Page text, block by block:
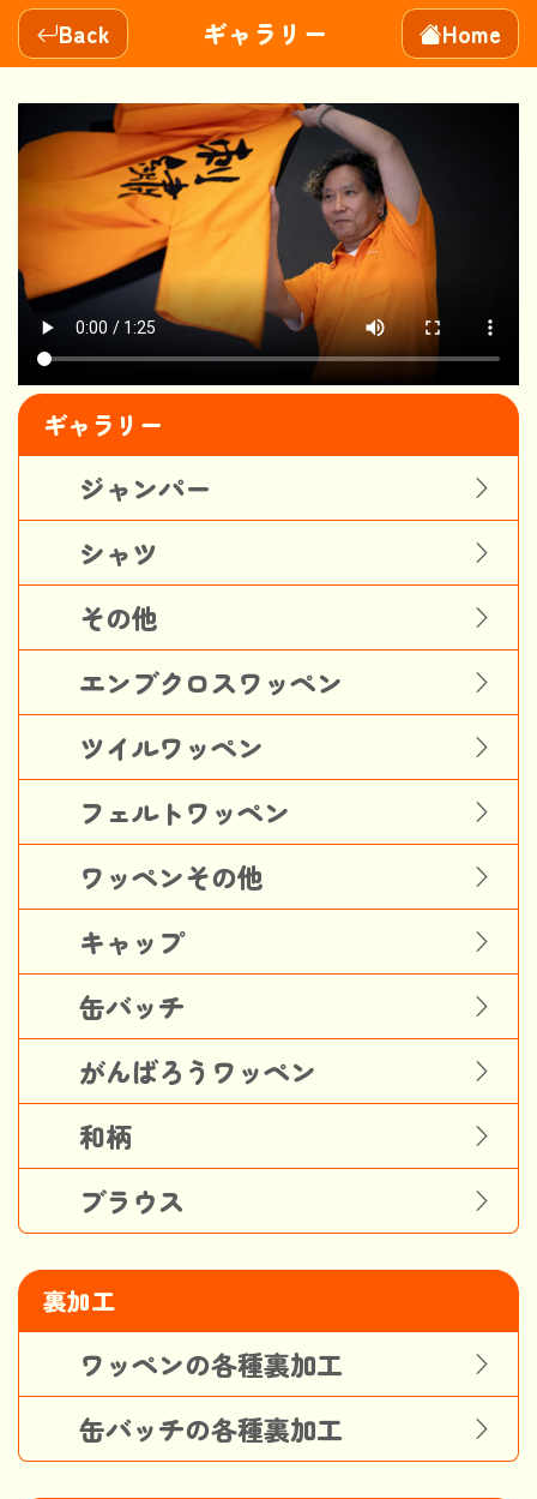
Back ギャラリー Home
ギャラリー
ジャンパー
シャツ
その他
エンブクロスワッペン
ツイルワッペン
フェルトワッペン
ワッペンその他
キャップ
缶バッチ
がんばろうワッペン
和柄
ブラウス
裏加工
ワッペンの各種裏加工
缶バッチの各種裏加工